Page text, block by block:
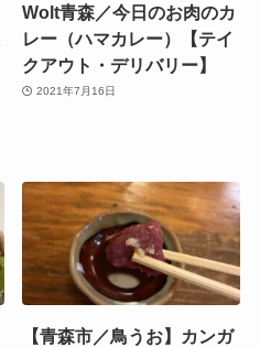
Wolt青森／今日のお肉のカ
レー（ハマカレー）【テイ
クアウト・デリバリー】
2021年7月16日
【青森市／鳥うお】カンガ